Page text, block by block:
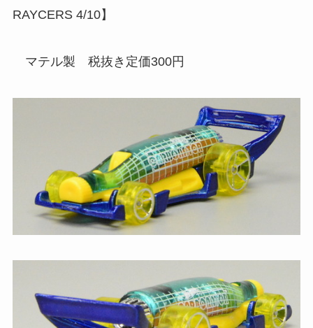
RAYCERS 4/10】
マテル製 税抜き定価300円